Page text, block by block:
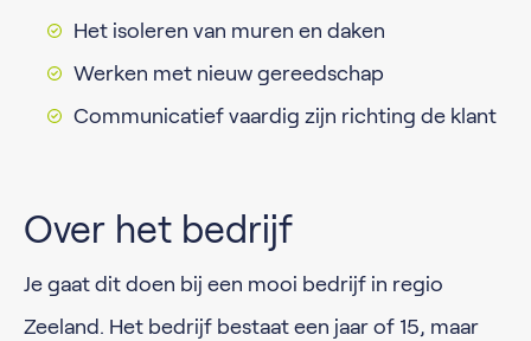
Het isoleren van muren en daken
Werken met nieuw gereedschap
Communicatief vaardig zijn richting de klant
Over het bedrijf
Je gaat dit doen bij een mooi bedrijf in regio
Zeeland. Het bedrijf bestaat een jaar of 15, maar